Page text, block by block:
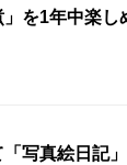
」を1年中楽
「写真絵日記